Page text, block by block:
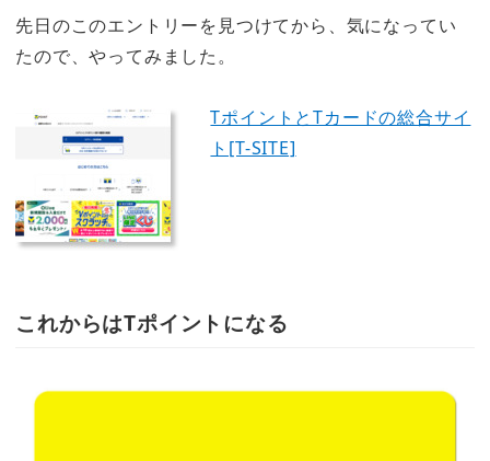
先日のこのエントリーを見つけてから、気になってい
たので、やってみました。
TポイントとTカードの総合サイ
ト[T-SITE]
これからはTポイントになる